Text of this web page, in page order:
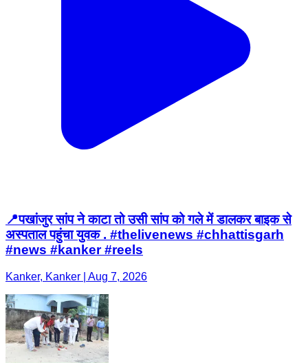
📍पखांजुर सांप ने काटा तो उसी सांप को गले में डालकर बाइक से
अस्पताल पहुंचा युवक . #thelivenews #chhattisgarh
#news #kanker #reels
Kanker, Kanker | Aug 7, 2026